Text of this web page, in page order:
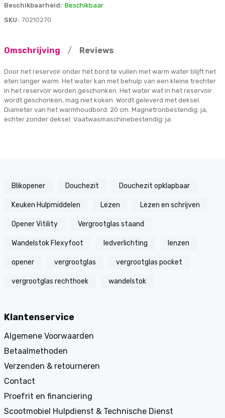
Beschikbaarheid: Beschikbaar
SKU: 70210270
Omschrijving / Reviews
Door het reservoir onder het bord te vullen met warm water blijft het
eten langer warm. Het water kan met behulp van een kleine trechter
in het reservoir worden geschonken. Het water wat in het reservoir
wordt geschonken, mag niet koken. Wordt geleverd met deksel.
Diameter van het warmhoudbord: 20 cm. Magnetronbestendig: ja,
echter zonder deksel. Vaatwasmaschinebestendig: ja.
Blikopener Douchezit Douchezit opklapbaar
Keuken Hulpmiddelen Lezen Lezen en schrijven
Opener Vitility Vergrootglas staand
Wandelstok Flexyfoot ledverlichting lenzen
opener vergrootglas vergrootglas pocket
vergrootglas rechthoek wandelstok
Klantenservice
Algemene Voorwaarden
Betaalmethoden
Verzenden & retourneren
Contact
Proefrit en financiering
Scootmobiel Hulpdienst & Technische Dienst